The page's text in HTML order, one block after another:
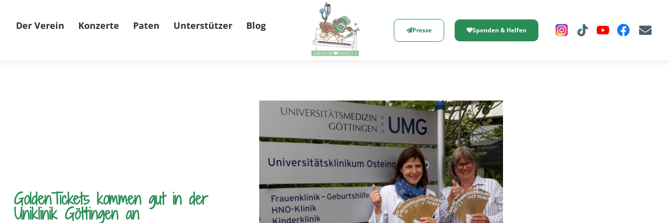
Der Verein Konzerte Paten Unterstützer Blog Presse Spenden & Helfen
GoldenTickets kommen gut in der
Uniklinik Göttingen an